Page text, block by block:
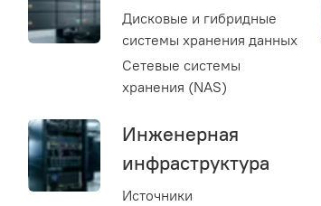
Дисковые и гибридные
системы хранения данных
Сетевые системы
хранения (NAS)
Инженерная
инфраструктура
Источники